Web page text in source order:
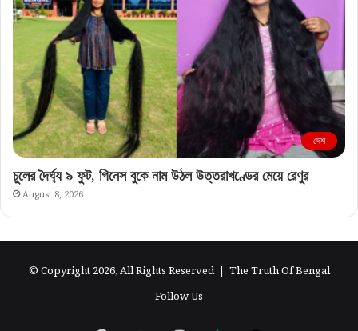
দেশ
চুলের দৈর্ঘ্য ৯ ফুট, গিনেস বুকে নাম উঠল উত্তরাখণ্ডের মেয়ে রেণুর
August 8, 2026
© Copyright 2026, All Rights Reserved | The Truth Of Bengal
Follow Us